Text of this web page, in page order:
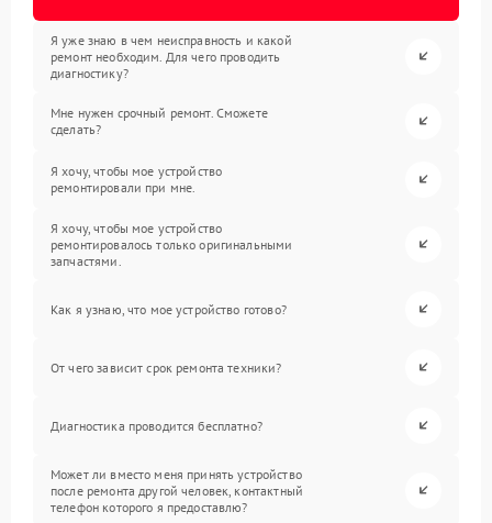
Я уже знаю в чем неисправность и какой
ремонт необходим. Для чего проводить
диагностику?
Мне нужен срочный ремонт. Сможете
сделать?
Я хочу, чтобы мое устройство
ремонтировали при мне.
Я хочу, чтобы мое устройство
ремонтировалось только оригинальными
запчастями.
Как я узнаю, что мое устройство готово?
От чего зависит срок ремонта техники?
Диагностика проводится бесплатно?
Может ли вместо меня принять устройство
после ремонта другой человек, контактный
телефон которого я предоставлю?